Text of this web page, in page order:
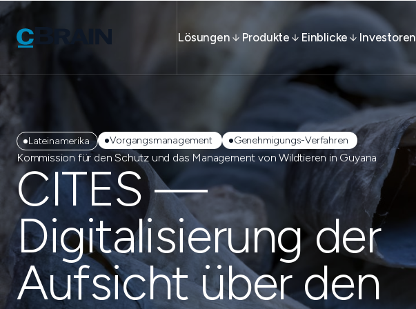
Lösungen Produkte Einblicke Investoren
Vorgangsmanagement Genehmigungs-Verfahren
Lateinamerika
Kommission für den Schutz und das Management von Wildtieren in Guyana
CITES —
Digitalisierung der
Aufsicht über den